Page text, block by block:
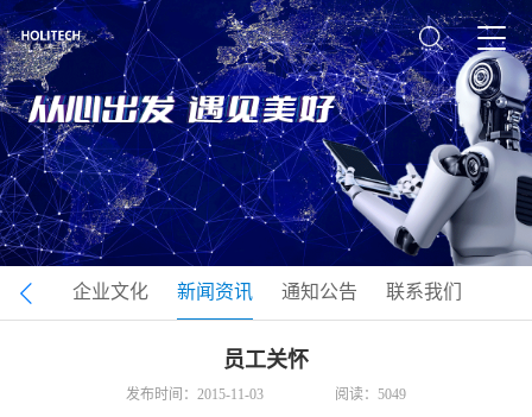
绍 企业文化 新闻资讯 通知公告 联系我们
员工关怀
发布时间：2015-11-03 阅读：5049